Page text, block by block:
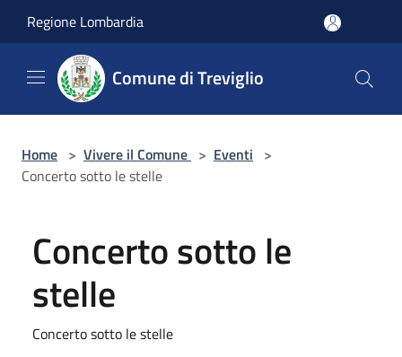
Regione Lombardia
Comune di Treviglio
Home > Vivere il Comune > Eventi >
Concerto sotto le stelle
Concerto sotto le
stelle
Concerto sotto le stelle